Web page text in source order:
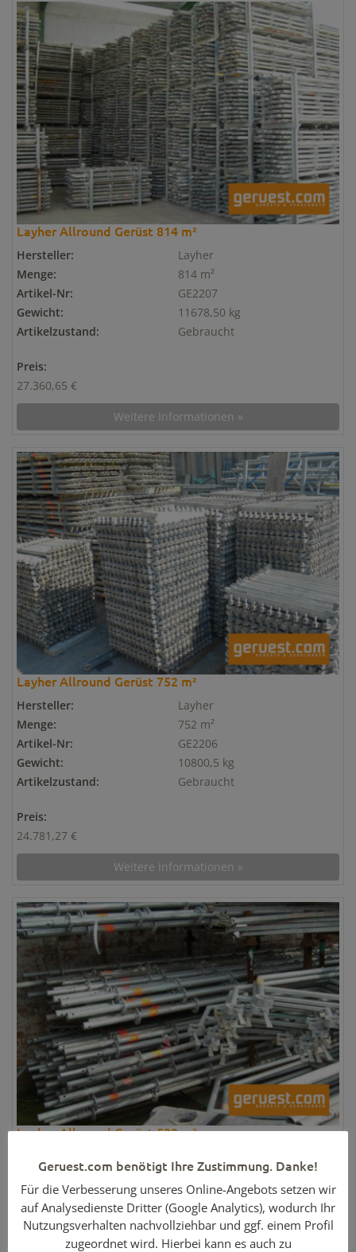
Layher Allround Gerüst 814 m²
Hersteller:
Layher
Menge:
814 m²
Artikel-Nr:
GE2207
Gewicht:
11678,50 kg
Artikelzustand:
Gebraucht
Preis:
27.360,65 €
Weitere Informationen »
Layher Allround Gerüst 752 m²
Hersteller:
Layher
Menge:
752 m²
Artikel-Nr:
GE2206
Gewicht:
10800,5 kg
Artikelzustand:
Gebraucht
Preis:
24.781,27 €
Weitere Informationen »
Layher Allround Gerüst 532 m²
Menge:
532 m²
Artikel-Nr:
GE2204
Gewicht:
7707,2 kg
Artikelzustand:
Gebraucht
Geruest.com benötigt Ihre Zustimmung. Danke!
Für die Verbesserung unseres Online-Angebots setzen wir
auf Analysedienste Dritter (Google Analytics), wodurch Ihr
Nutzungsverhalten nachvollziehbar und ggf. einem Profil
zugeordnet wird. Hierbei kann es auch zu